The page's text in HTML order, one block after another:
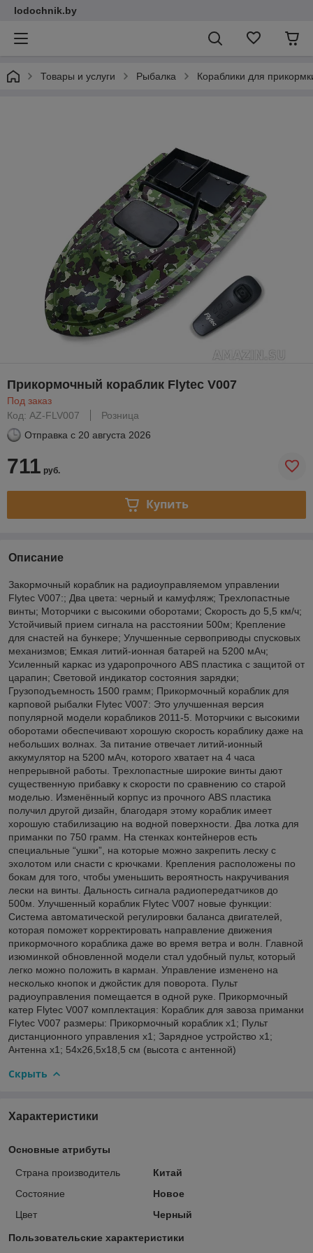
lodochnik.by
Товары и услуги Рыбалка Кораблики для
Прикормочный кораблик Flytec V007
Под заказ
Код: AZ-FLV007
Розница
Отправка с 20 августа 2026
711 руб.
Купить
Описание
Закормочный кораблик на радиоуправляемом управлении
Flytec V007:; Два цвета: черный и камуфляж; Трехлопастные
винты; Моторчики с высокими оборотами; Скорость до 5,5 км/ч;
Устойчивый прием сигнала на расстоянии 500м; Крепление
для снастей на бункере; Улучшенные сервоприводы спусковых
механизмов; Емкая литий-ионная батарей на 5200 мАч;
Усиленный каркас из ударопрочного ABS пластика с защитой от
царапин; Световой индикатор состояния зарядки;
Грузоподъемность 1500 грамм; Прикормочный кораблик для
карповой рыбалки Flytec V007: Это улучшенная версия
популярной модели корабликов 2011-5. Моторчики с высокими
оборотами обеспечивают хорошую скорость кораблику даже на
небольших волнах. За питание отвечает литий-ионный
аккумулятор на 5200 мАч, которого хватает на 4 часа
непрерывной работы. Трехлопастные широкие винты дают
существенную прибавку к скорости по сравнению со старой
моделью. Изменённый корпус из прочного ABS пластика
получил другой дизайн, благодаря этому кораблик имеет
хорошую стабилизацию на водной поверхности. Два лотка для
приманки по 750 грамм. На стенках контейнеров есть
специальные “ушки”, на которые можно закрепить леску с
эхолотом или снасти с крючками. Крепления расположены по
бокам для того, чтобы уменьшить вероятность накручивания
лески на винты. Дальность сигнала радиопередатчиков до
500м. Улучшенный кораблик Flytec V007 новые функции:
Система автоматической регулировки баланса двигателей,
которая поможет корректировать направление движения
прикормочного кораблика даже во время ветра и волн. Главной
изюминкой обновленной модели стал удобный пульт, который
легко можно положить в карман. Управление изменено на
несколько кнопок и джойстик для поворота. Пульт
радиоуправления помещается в одной руке. Прикормочный
катер Flytec V007 комплектация: Кораблик для завоза приманки
Flytec V007 размеры: Прикормочный кораблик x1; Пульт
дистанционного управления x1; Зарядное устройство x1;
Антенна x1; 54x26,5x18,5 см (высота с антенной)
Скрыть
Характеристики
Основные атрибуты
Страна производитель
Китай
Состояние
Новое
Цвет
Черный
Пользовательские характеристики